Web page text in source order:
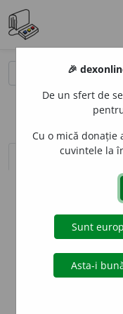
sinteza definițiilor (1)
info
🎉
De un sfert de
Cu o mică donație
cuvintele la